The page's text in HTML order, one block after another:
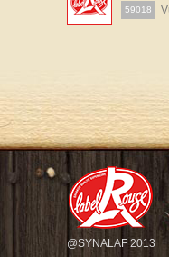
59018
@SYNALAF 2013